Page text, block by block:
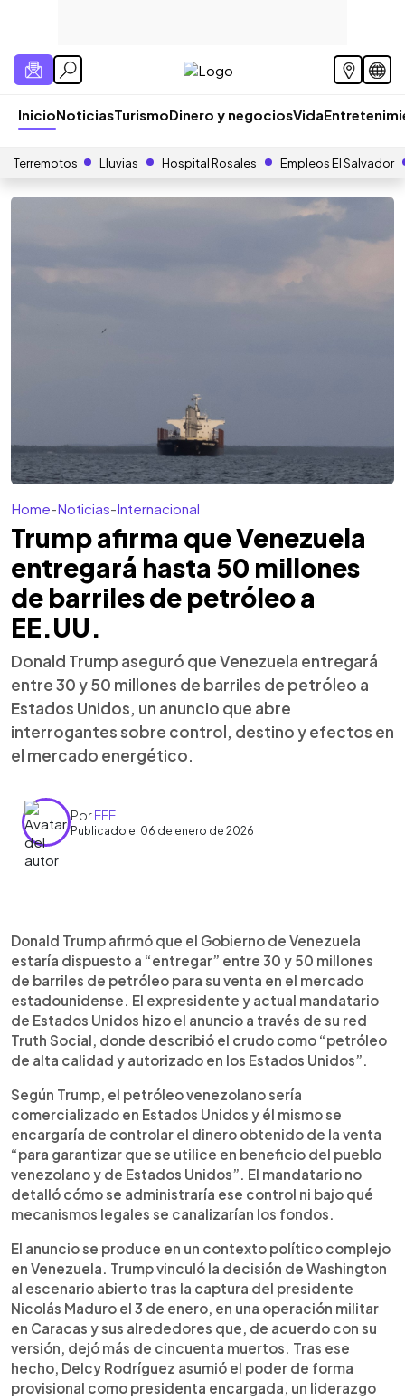
InicioNoticiasTurismoDinero y negociosVida
Terremotos Lluvias Hospital Rosales Empleos El Salvador
Home-Noticias-Internacional
Trump afirma que Venezuela
entregará hasta 50 millones
de barriles de petróleo a
EE.UU.
Donald Trump aseguró que Venezuela entregará
entre 30 y 50 millones de barriles de petróleo a
Estados Unidos, un anuncio que abre
interrogantes sobre control, destino y efectos en
el mercado energético.
PorEFE
Publicado el 06 de enero de 2026
► Escuchar artículo
Donald Trump aseguró que Venezuela entregará
entre 30 y 50 millones de barriles de petróleo a
Estados Unidos para su comercialización en el
mercado estadounidense. En Truth Social,
describió el crudo como “petróleo de alta
calidad” y afirmó que controlará los ingresos para
garantizar su uso en beneficio del pueblo
venezolano y de EE.UU. El plan sería ejecutado
por el Departamento de Energía y el transporte
se haría en buques directos a puertos
estadounidenses. El anuncio se da tras la captura
de Nicolás Maduro y el reconocimiento de Delcy
Rodríguez como presidenta encargada, en un
contexto de bajo nivel productivo y alto interés de
petroleras estadounidenses.
Donald Trump afirmó que el Gobierno de Venezuela
estaría dispuesto a “entregar” entre 30 y 50 millones
de barriles de petróleo para su venta en el mercado
estadounidense. El expresidente y actual mandatario
de Estados Unidos hizo el anuncio a través de su red
Truth Social, donde describió el crudo como “petróleo
de alta calidad y autorizado en los Estados Unidos”.
Según Trump, el petróleo venezolano sería
comercializado en Estados Unidos y él mismo se
encargaría de controlar el dinero obtenido de la venta
“para garantizar que se utilice en beneficio del pueblo
venezolano y de Estados Unidos”. El mandatario no
detalló cómo se administraría ese control ni bajo qué
mecanismos legales se canalizarían los fondos.
El anuncio se produce en un contexto político complejo
en Venezuela. Trump vinculó la decisión de Washington
al escenario abierto tras la captura del presidente
Nicolás Maduro el 3 de enero, en una operación militar
en Caracas y sus alrededores que, de acuerdo con su
versión, dejó más de cincuenta muertos. Tras ese
hecho, Delcy Rodríguez asumió el poder de forma
provisional como presidenta encargada, un liderazgo